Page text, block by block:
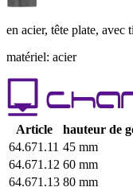
en acier, tête plate, avec
matériel: acier
Article hauteur de
64.671.11 45 mm
64.671.12 60 mm
64.671.13 80 mm